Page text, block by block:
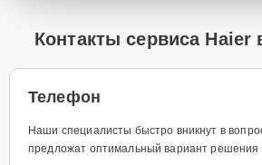
Контакты сервиса Haier
Телефон
Наши специалисты быстро вникнут в
предложат оптимальный вариант решения